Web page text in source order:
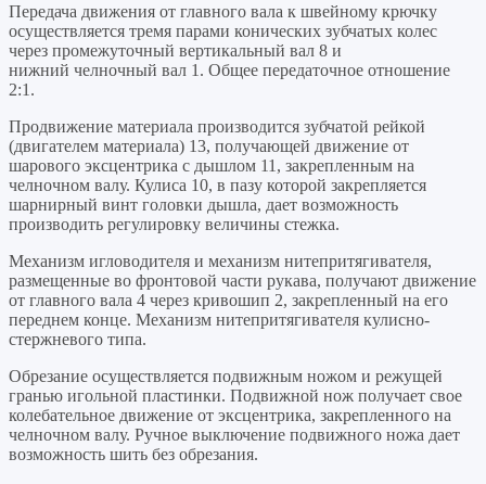
Передача движения от главного вала к швейному крючку
осуществляется тремя парами конических зубчатых колес
через промежуточный вертикальный вал 8 и
нижний челночный вал 1. Общее передаточное отношение
2:1.
Продвижение материала производится зубчатой рейкой
(двигателем материала) 13, получающей движение от
шарового эксцентрика с дышлом 11, закрепленным на
челночном валу. Кулиса 10, в пазу которой закрепляется
шарнирный винт головки дышла, дает возможность
производить регулировку величины стежка.
Механизм игловодителя и механизм нитепритягивателя,
размещенные во фронтовой части рукава, получают движение
от главного вала 4 через кривошип 2, закрепленный на его
переднем конце. Механизм нитепритягивателя кулисно-
стержневого типа.
Обрезание осуществляется подвижным ножом и режущей
гранью игольной пластинки. Подвижной нож получает свое
колебательное движение от эксцентрика, закрепленного на
челночном валу. Ручное выключение подвижного ножа дает
возможность шить без обрезания.